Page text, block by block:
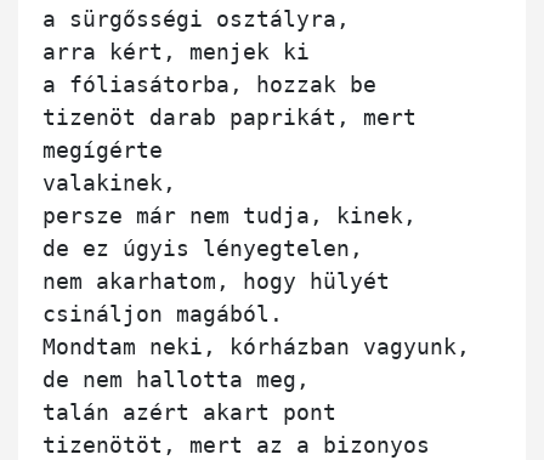
a sürgősségi osztályra,
arra kért, menjek ki
a fóliasátorba, hozzak be
tizenöt darab paprikát, mert
megígérte
valakinek,
persze már nem tudja, kinek,
de ez úgyis lényegtelen,
nem akarhatom, hogy hülyét
csináljon magából.
Mondtam neki, kórházban vagyunk,
de nem hallotta meg,
talán azért akart pont
tizenötöt, mert az a bizonyos